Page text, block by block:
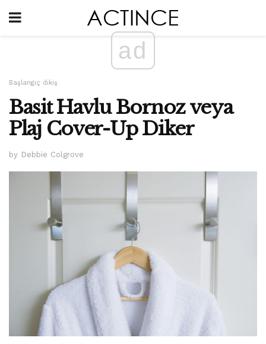
ad
Başlangıç ​​dikiş
Basit Havlu Bornoz veya
Plaj Cover-Up Diker
by Debbie Colgrove